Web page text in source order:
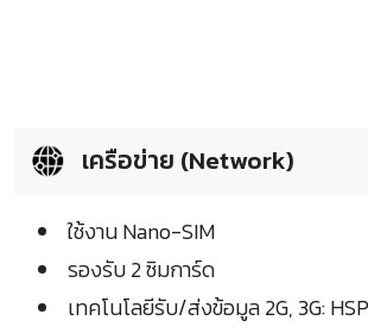
เครือข่าย (Network)
ใช้งาน Nano-SIM
รองรับ 2 ซิมการ์ด
เทคโนโลยีรับ/ส่งข้อมูล 2G, 3G: